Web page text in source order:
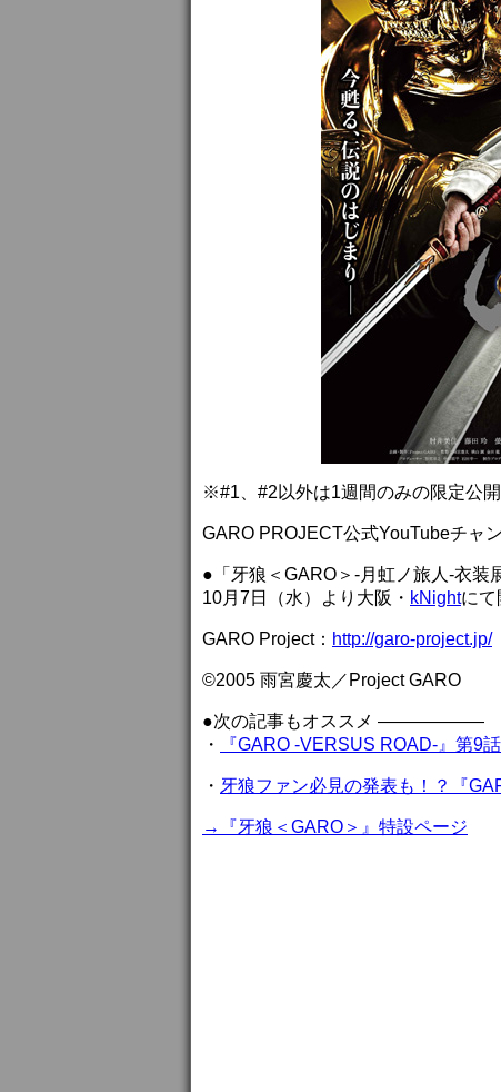
※#1、#2以外は1週間のみの限定公開
GARO PROJECT公式YouTubeチャン
●「牙狼＜GARO＞-月虹ノ旅人-衣装
10月7日（水）より大阪・ kNightにて
GARO Project： http://garo-project.jp/
©2005 雨宮慶太／Project GARO
●次の記事もオススメ ——————
・
『GARO -VERSUS ROAD-』第
・ 牙狼ファン必見の発表も！？『
→『牙狼＜GARO＞』特設ページ